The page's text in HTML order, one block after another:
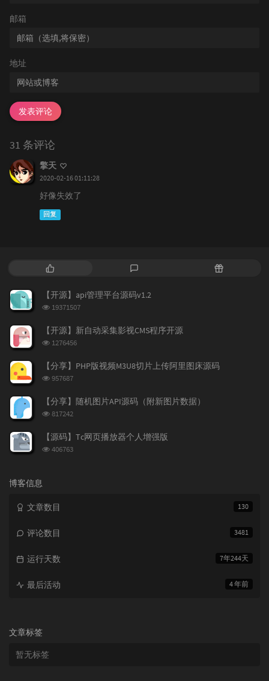
邮箱
地址
发表评论
31 条评论
擎天
2020-02-16 01:11:28
好像失效了
回复
热
文
章
评
随
【开源】api管理平台源码v1.2
浏
次
数:
19371507
【开源】新自动采集影视CMS程序开源
浏
次
数:
1276456
【分享】PHP版视频M3U8切片上传阿里图床源码
浏
次
数:
957687
【分享】随机图片API源码（附新图片数据）
浏
次
数:
817242
【源码】Tc网页播放器个人增强版
浏
406763
博客信息
130
文章数目
3481
评论数目
7年244天
运行天数
4 年前
最后活动
文章标签
暂无标签